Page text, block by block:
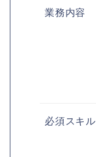
業務内容
必須スキル